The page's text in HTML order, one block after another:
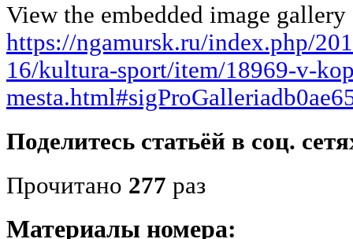
View the embedded image
https://ngamursk.ru/index.php/
16/kultura-sport/item/18969-v-
Поделитесь статьёй в соц.
Прочитано 277 раз
Материалы номера: